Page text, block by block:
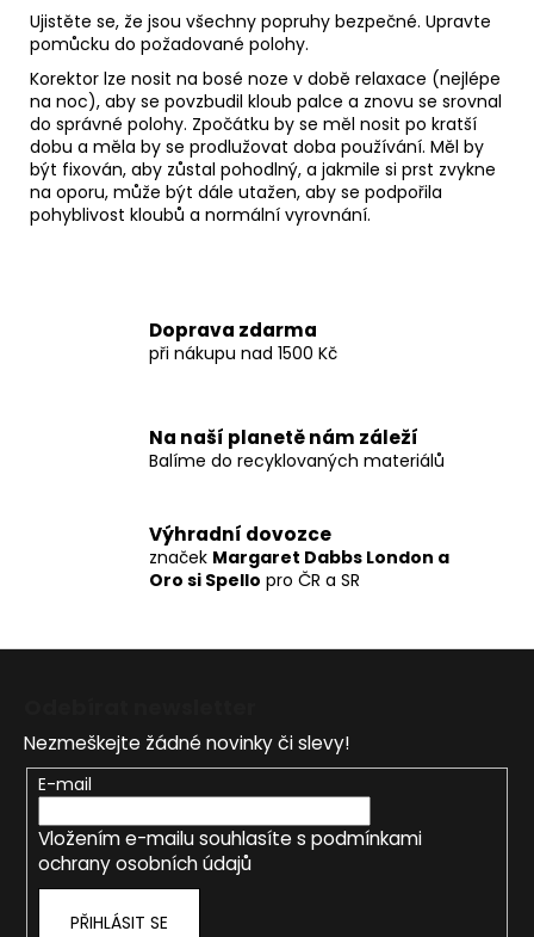
Ujistěte se, že jsou všechny popruhy bezpečné. Upravte
pomůcku do požadované polohy.
Korektor lze nosit na bosé noze v době relaxace (nejlépe
na noc), aby se povzbudil kloub palce a znovu se srovnal
do správné polohy. Zpočátku by se měl nosit po kratší
dobu a měla by se prodlužovat doba používání. Měl by
být fixován, aby zůstal pohodlný, a jakmile si prst zvykne
na oporu, může být dále utažen, aby se podpořila
pohyblivost kloubů a normální vyrovnání.
Doprava zdarma
při nákupu nad 1500 Kč
Na naší planetě nám záleží
Balíme do recyklovaných materiálů
Výhradní dovozce
značek Margaret Dabbs London a
Oro si Spello pro ČR a SR
Z
Nezmeškejte žádné novinky či slevy!
E-mail
Vložením e-mailu souhlasíte s podmínkami
ochrany osobních údajů
PŘIHLÁSIT SE